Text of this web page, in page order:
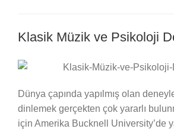
Klasik Müzik ve Psikoloji
Dünya çapında yapılmış olan
dinlemek gerçekten çok yararlı
için Amerika Bucknell University’de